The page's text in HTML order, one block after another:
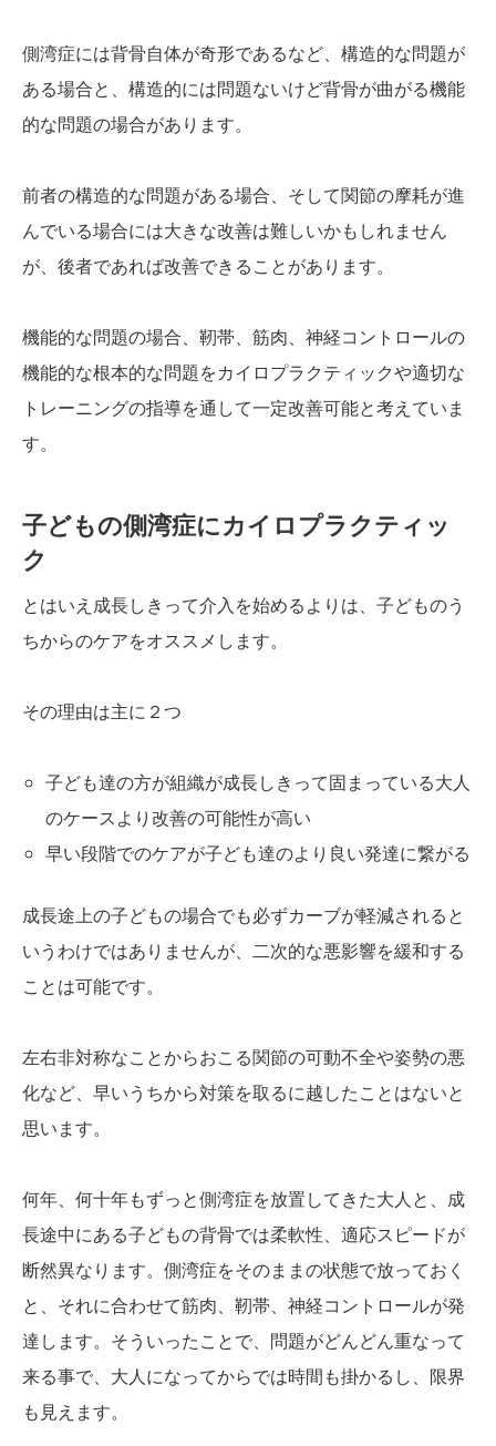
側湾症には背骨自体が奇形であるなど、構造的な問題が
ある場合と、構造的には問題ないけど背骨が曲がる機能
的な問題の場合があります。
前者の構造的な問題がある場合、そして関節の摩耗が進
んでいる場合には大きな改善は難しいかもしれません
が、後者であれば改善できることがあります。
機能的な問題の場合、靭帯、筋肉、神経コントロールの
機能的な根本的な問題をカイロプラクティックや適切な
トレーニングの指導を通して一定改善可能と考えていま
す。
子どもの側湾症にカイロプラクティッ
ク
とはいえ成長しきって介入を始めるよりは、子どものう
ちからのケアをオススメします。
その理由は主に２つ
子ども達の方が組織が成長しきって固まっている大人
のケースより改善の可能性が高い
早い段階でのケアが子ども達のより良い発達に繋がる
成長途上の子どもの場合でも必ずカーブが軽減されると
いうわけではありませんが、二次的な悪影響を緩和する
ことは可能です。
左右非対称なことからおこる関節の可動不全や姿勢の悪
化など、早いうちから対策を取るに越したことはないと
思います。
何年、何十年もずっと側湾症を放置してきた大人と、成
長途中にある子どもの背骨では柔軟性、適応スピードが
断然異なります。側湾症をそのままの状態で放っておく
と、それに合わせて筋肉、靭帯、神経コントロールが発
達します。そういったことで、問題がどんどん重なって
来る事で、大人になってからでは時間も掛かるし、限界
も見えます。